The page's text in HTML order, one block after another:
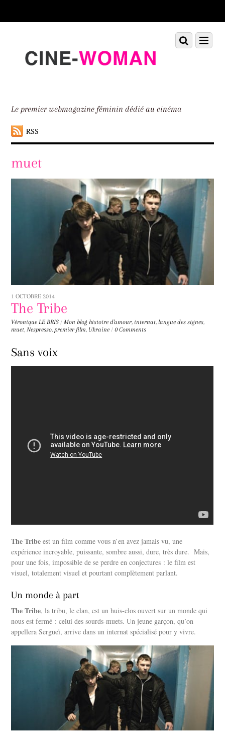
down
Le premier webmagazine féminin dédié au cinéma
RSS
Menu
Scroll
down
muet
1 OCTOBRE 2014
The Tribe
Véronique LE BRIS / Mon blog histoire d'amour, internat,langue des signes,
muet, Nespresso, premier film, Ukraine / 0 Comments
Sans voix
The Tribe est un film comme vous n’en avez jamais vu, une
expérience incroyable, puissante, sombre aussi, dure, très dure. Mais,
pour une fois, impossible de se perdre en conjectures : le film est
visuel, totalement visuel et pourtant complètement parlant.
Un monde à part
The Tribe, la tribu, le clan, est un huis-clos ouvert sur un monde qui
nous est fermé : celui des sourds-muets. Un jeune garçon, qu’on
appellera Sergueï, arrive dans un internat spécialisé pour y vivre.